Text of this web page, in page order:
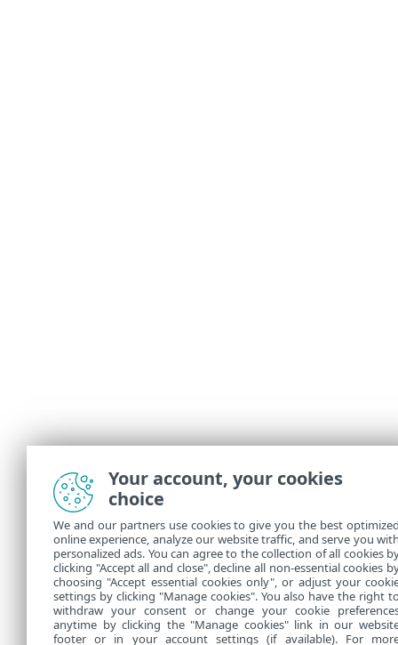
Your account, your cookies
choice
We and our partners use cookies to give you the best
online experience, analyze our website traffic, and serve you
personalized ads. You can agree to the collection of all cookies
clicking "Accept all and close", decline all non-essential cookies
choosing "Accept essential cookies only", or adjust your
settings by clicking "Manage cookies". You also have the right
withdraw your consent or change your cookie
anytime by clicking the "Manage cookies" link in our
footer or in your account settings (if available). For